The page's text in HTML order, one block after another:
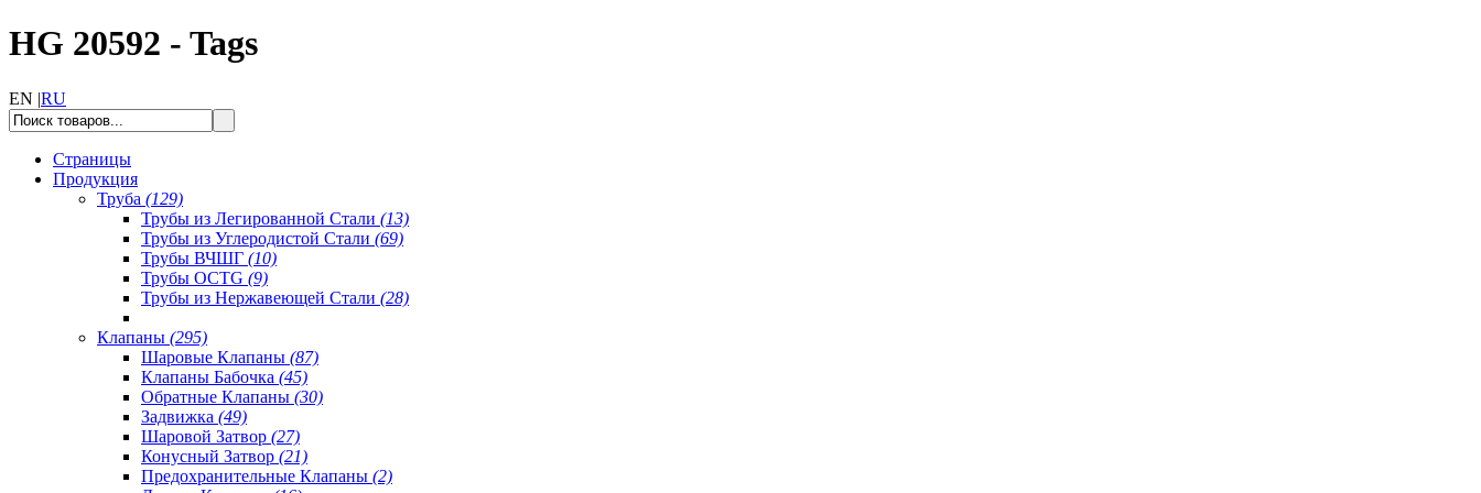
HG 20592 - Tags
EN |RU
Страницы
Продукция
Труба (129)
Трубы из Легированной Стали (13)
Трубы из Углеродистой Стали (69)
Трубы ВЧШГ (10)
Трубы OCTG (9)
Трубы из Нержавеющей Стали (28)
Клапаны (295)
Шаровые Клапаны (87)
Клапаны Бабочка (45)
Обратные Клапаны (30)
Задвижка (49)
Шаровой Затвор (27)
Конусный Затвор (21)
Предохранительные Клапаны (2)